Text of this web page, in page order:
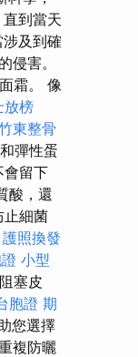
直到當天
及到確
害。
霜。 像
放榜
東整骨
彈性蛋
會留下
酸，還
止細菌
護照換發
小型
塞皮
胞證 期
您選擇
複防曬